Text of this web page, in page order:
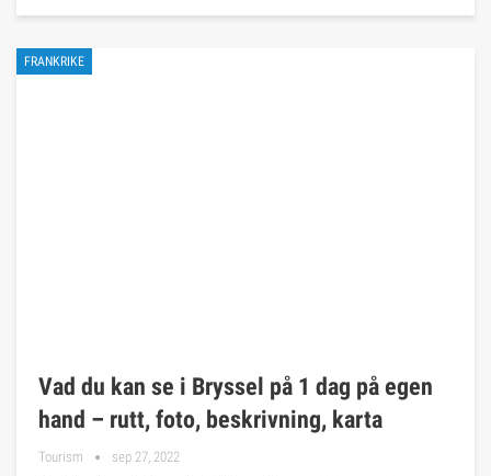
FRANKRIKE
Vad du kan se i Bryssel på 1 dag på egen
hand – rutt, foto, beskrivning, karta
Tourism sep 27, 2022